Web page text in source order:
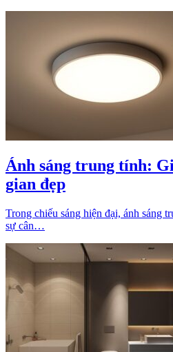
Ánh sáng trung tính:
gian đẹp
Trong chiếu sáng hiện đại, ánh sáng
sự cân…